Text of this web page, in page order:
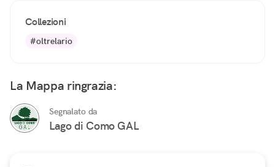
Collezioni
#oltrelario
La Mappa ringrazia:
Segnalato da
Lago di Como GAL